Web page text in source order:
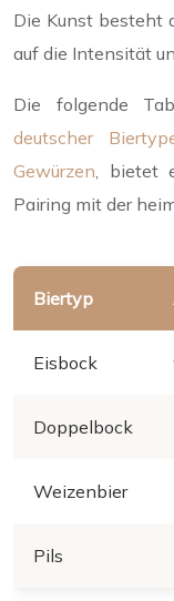
Die Kunst besteht
auf die Intensität
Die folgende
deutscher
Gewürzen, bietet
Pairing mit der
Biertyp
Eisbock
Doppelbock
Weizenbier
Pils